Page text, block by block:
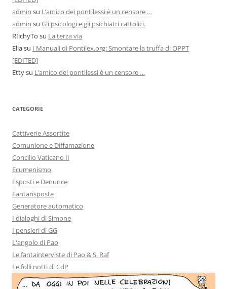
admin su L’amico dei pontilessi è un censore …
admin su Gli psicologi e gli psichiatri cattolici.
RIichyTo su La terza via
Eliasu I Manuali di Pontilex.org: Smontare la truffa di OPPT
[EDITED]
Ettysu L’amico dei pontilessi è un censore …
CATEGORIE
Cattiverie Assortite
Comunione e Diffamazione
Concilio Vaticano II
Ecumenismo
Esposti e Denunce
Fantarisposte
Generatore automatico
I dialoghi di Simone
I pensieri di GG
L'angolo di Pao
Le fantainterviste di Pao & S_Raf
Le folli notti di CdP